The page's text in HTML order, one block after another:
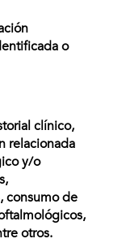
o
clínico,
relacionada
y/o
consumo de
otros.